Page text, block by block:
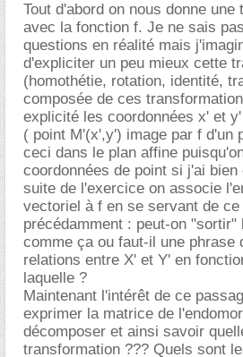
Tout d'abord on nous donne
avec la fonction f. Je ne sais
questions en réalité mais
d'expliciter un peu mieux cette
(homothétie, rotation, identité,
composée de ces
explicité les coordonnées x' et
( point M'(x',y') image par f d'un
ceci dans le plan affine
coordonnées de point si j'ai
suite de l'exercice on associe
vectoriel à f en se servant de
précédamment : peut-on "sortir"
comme ça ou faut-il une phrase
relations entre X' et Y' en
laquelle ?
Maintenant l'intérêt de ce
exprimer la matrice de
décomposer et ainsi savoir
transformation ??? Quels sont